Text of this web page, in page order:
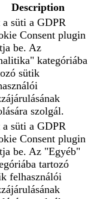
Description
a süti a GDPR
Consent plugin
be. Az
kategóriába
sütik
szolgál.
a süti a GDPR
Consent plugin
be. Az "Egyéb"
tartozó
felhasználói